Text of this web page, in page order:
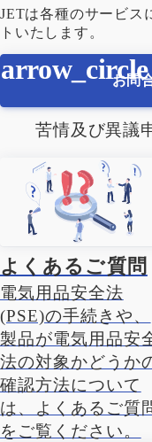
JETは各種のサービス
トいたします。
お問
苦情及び異議
よくあるご質問
電気用品安全法
(PSE)の手続きや、
製品が電気用品安
法の対象かどうか
確認方法について
は、よくあるご質
をご覧ください。